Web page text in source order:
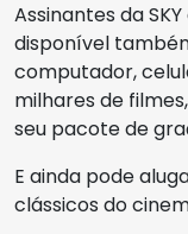
Assinantes da
disponível
computador,
milhares de
seu pacote de
E ainda pode
clássicos do